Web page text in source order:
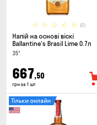
(0)
Напій на основі віскі
Ballantine's Brasil Lime 0.7л
35°
667,50
грн за 1 шт
Тільки онлайн